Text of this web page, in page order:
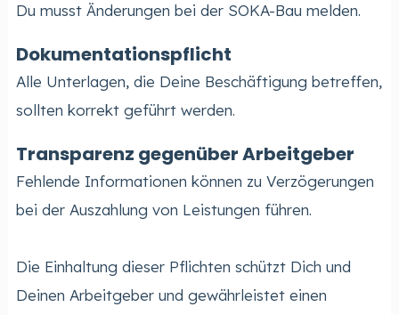
Du musst Änderungen bei der SOKA-Bau melden.
Dokumentationspflicht
Alle Unterlagen, die Deine Beschäftigung betreffen,
sollten korrekt geführt werden.
Transparenz gegenüber Arbeitgeber
Fehlende Informationen können zu Verzögerungen
bei der Auszahlung von Leistungen führen.
Die Einhaltung dieser Pflichten schützt Dich und
Deinen Arbeitgeber und gewährleistet einen